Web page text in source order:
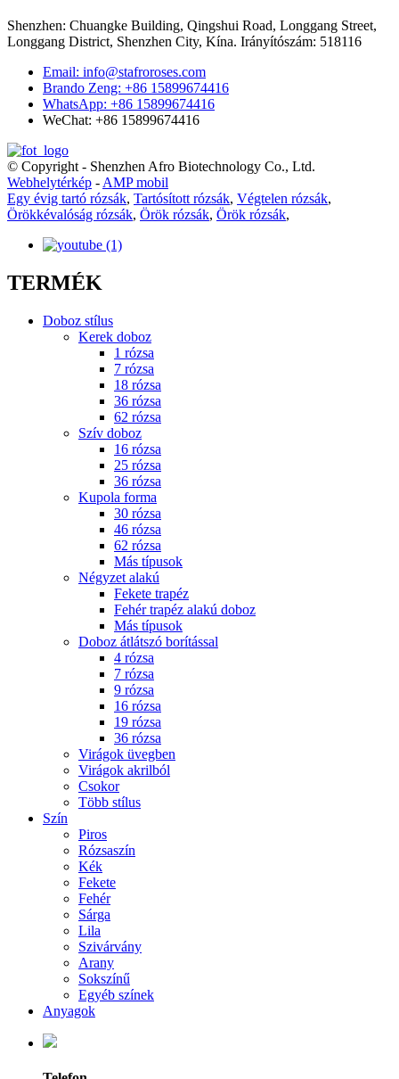
Shenzhen: Chuangke Building, Qingshui Road, Longgang Street,
Longgang District, Shenzhen City, Kína. Irányítószám: 518116
Email: info@stafroroses.com
Brando Zeng: +86 15899674416
WhatsApp: +86 15899674416
WeChat: +86 15899674416
© Copyright - Shenzhen Afro Biotechnology Co., Ltd.
Webhelytérkép - AMP mobil
Egy évig tartó rózsák, Tartósított rózsák, Végtelen rózsák,
Örökkévalóság rózsák, Örök rózsák, Örök rózsák,
TERMÉK
Doboz stílus
Kerek doboz
1 rózsa
7 rózsa
18 rózsa
36 rózsa
62 rózsa
Szív doboz
16 rózsa
25 rózsa
36 rózsa
Kupola forma
30 rózsa
46 rózsa
62 rózsa
Más típusok
Négyzet alakú
Fekete trapéz
Fehér trapéz alakú doboz
Más típusok
Doboz átlátszó borítással
4 rózsa
7 rózsa
9 rózsa
16 rózsa
19 rózsa
36 rózsa
Virágok üvegben
Virágok akrilból
Csokor
Több stílus
Szín
Piros
Rózsaszín
Kék
Fekete
Fehér
Sárga
Lila
Szivárvány
Arany
Sokszínű
Egyéb színek
Anyagok